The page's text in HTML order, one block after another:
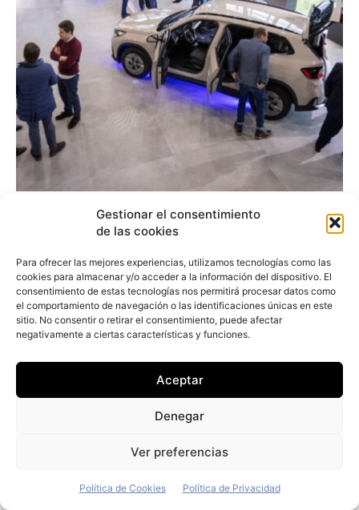
Gestionar el consentimiento
de las cookies
Para ofrecer las mejores experiencias, utilizamos tecnologías como las
cookies para almacenar y/o acceder a la información del dispositivo. El
consentimiento de estas tecnologías nos permitirá procesar datos como
el comportamiento de navegación o las identificaciones únicas en este
sitio. No consentir o retirar el consentimiento, puede afectar
negativamente a ciertas características y funciones.
Aceptar
Denegar
Ver preferencias
Política de Cookies Política de Privacidad
El grupo Prim incorpora a su flota sus
primeros 42 vehículos eléctricos